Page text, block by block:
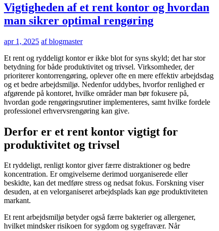
Vigtigheden af et rent kontor og hvordan
man sikrer optimal rengøring
apr 1, 2025 af blogmaster
Et rent og ryddeligt kontor er ikke blot for syns skyld; det har stor
betydning for både produktivitet og trivsel. Virksomheder, der
prioriterer kontorrengøring, oplever ofte en mere effektiv arbejdsdag
og et bedre arbejdsmiljø. Nedenfor uddybes, hvorfor renlighed er
afgørende på kontoret, hvilke områder man bør fokusere på,
hvordan gode rengøringsrutiner implementeres, samt hvilke fordele
professionel erhvervsrengøring kan give.
Derfor er et rent kontor vigtigt for
produktivitet og trivsel
Et ryddeligt, renligt kontor giver færre distraktioner og bedre
koncentration. Er omgivelserne derimod uorganiserede eller
beskidte, kan det medføre stress og nedsat fokus. Forskning viser
desuden, at en velorganiseret arbejdsplads kan øge produktiviteten
markant.
Et rent arbejdsmiljø betyder også færre bakterier og allergener,
hvilket mindsker risikoen for sygdom og sygefravær. Når